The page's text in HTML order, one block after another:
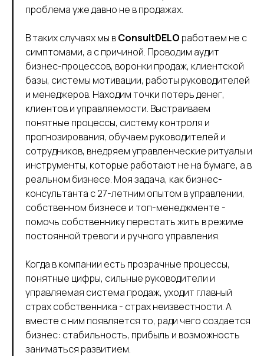
проблема уже давно не в продажах.
В таких случаях мы вConsultDELO работаем не с
симптомами, а с причиной. Проводим аудит
бизнес-процессов, воронки продаж, клиентской
базы, системы мотивации, работы руководителей
и менеджеров. Находим точки потерь денег,
клиентов и управляемости. Выстраиваем
понятные процессы, систему контроля и
прогнозирования, обучаем руководителей и
сотрудников, внедряем управленческие ритуалы и
инструменты, которые работают не на бумаге, а в
реальном бизнесе. Моя задача, как бизнес-
консультанта с 27-летним опытом в управлении,
собственном бизнесе и топ-менеджменте -
помочь собственнику перестать жить в режиме
постоянной тревоги и ручного управления.
Когда в компании есть прозрачные процессы,
понятные цифры, сильные руководители и
управляемая система продаж, уходит главный
страх собственника - страх неизвестности. А
вместе с ним появляется то, ради чего создается
бизнес: стабильность, прибыль и возможность
заниматься развитием.